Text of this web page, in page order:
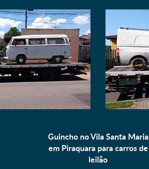
Guincho no Vila Santa Maria
em Piraquara paracarros de
leilão